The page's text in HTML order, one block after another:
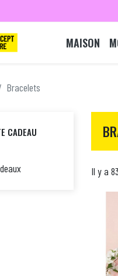
MAISON
Bracelets
CADEAU
Il y a